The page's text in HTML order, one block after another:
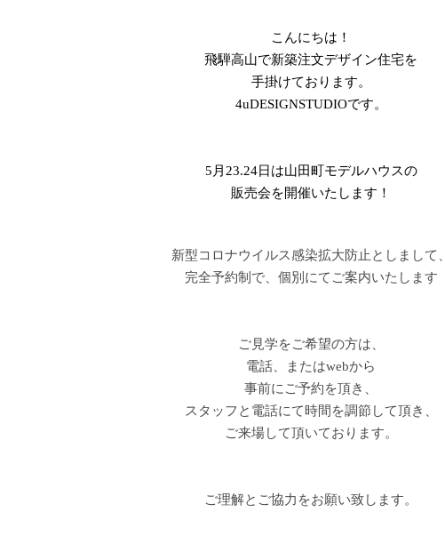
こんにちは！
飛騨高山で新築注文デザイン住宅を
手掛けております。
4uDESIGNSTUDIOです。
5月23.24日は山田町モデルハウスの
販売会を開催いたします！
新型コロナウイルス感染拡大防止としまして、
完全予約制で、個別にてご案内いたします
ご見学をご希望の方は、
電話、またはwebから
事前にご予約を頂き、
スタッフと電話にて時間を調節して頂き、
ご来場して頂いております。
ご理解とご協力をお願い致します。